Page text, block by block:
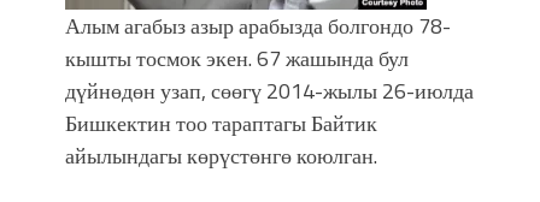
Алым агабыз азыр арабызда болгондо 78-
кышты тосмок экен. 67 жашында бул
дүйнөдөн узап, сөөгү 2014-жылы 26-июлда
Бишкектин тоо тараптагы Байтик
айылындагы көрүстөнгө коюлган.